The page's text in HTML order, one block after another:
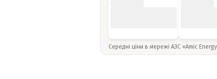
Середні ціни в мережі АЗС «Amic